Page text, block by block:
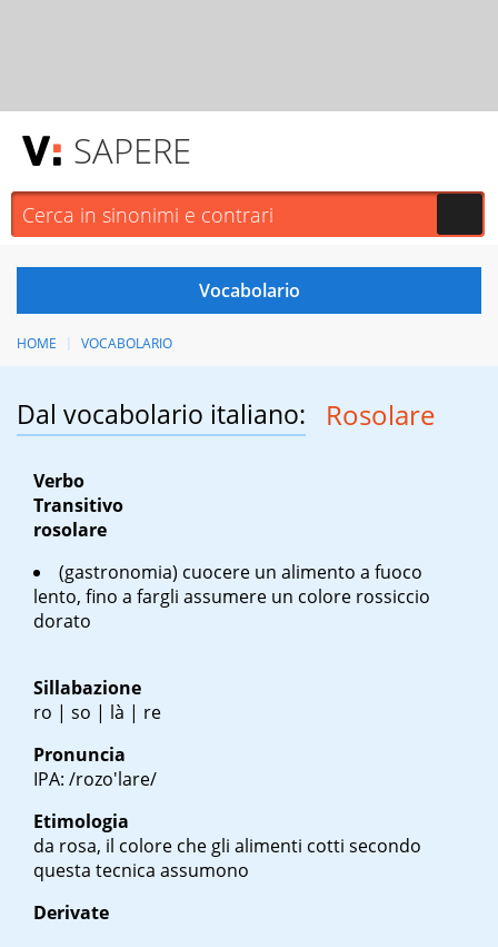
SAPERE
HOME VOCABOLARIO
Dal vocabolario italiano: Rosolare
Verbo
Transitivo
rosolare
(gastronomia) cuocere un alimento a fuoco
lento, fino a fargli assumere un colore rossiccio
dorato
Sillabazione
ro | so | là | re
Pronuncia
IPA: /rozo'lare/
Etimologia
da rosa, il colore che gli alimenti cotti secondo
questa tecnica assumono
Derivate